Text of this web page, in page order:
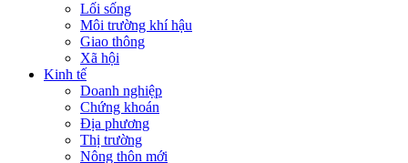
Lối sống
Môi trường khí hậu
Giao thông
Xã hội
Kinh tế
Doanh nghiệp
Chứng khoán
Địa phương
Thị trường
Nông thôn mới